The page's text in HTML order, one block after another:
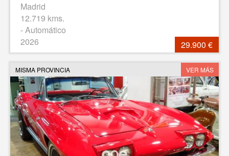
Madrid
12.719 kms.
- Automático
2026
29.900 €
MISMA PROVINCIA VER MÁS